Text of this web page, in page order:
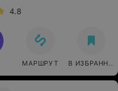
4.8
МАРШРУТ В ИЗБРАННОЕ